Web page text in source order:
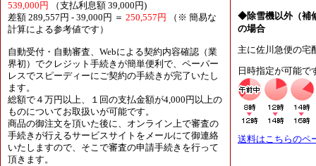
539,000円
（支払利息額 39,000円)
差額 289,557円 - 39,000円 ＝ 250,557円
（※ 簡易な
計算による参考値です）
自動受付・自動審査、Webによる契約内容確認（業
界初）でクレジット手続きが簡単便利で、ペーパー
レスでスピーディーにご契約の手続きが完了いたし
ます。
総額で４万円以上、１回の支払金額が4,000円以上の
ものについてお取扱いが可能です。
商品の御注文を頂いた後に、オンライン上で審査の
手続きが行えるサービスサイトをメールにて御連絡
いたしますので、そこで審査の申請手続きを行って
頂きます。
◆除雪機以外（補
の場合
主に佐川急便の宅
日時指定が可能で
送料はこちらのペ